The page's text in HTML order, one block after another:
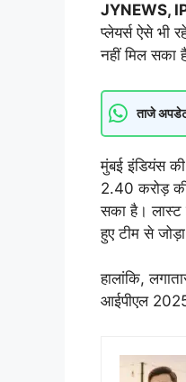
JYNEWS,
प्लेयर्स ऐसे भी
नहीं मिल सका
ताजे
मुंबई इंडियंस
2.40 करोड़
सका है। लास्ट
हुए टीम से
हालांकि,
आईपीएल 2025